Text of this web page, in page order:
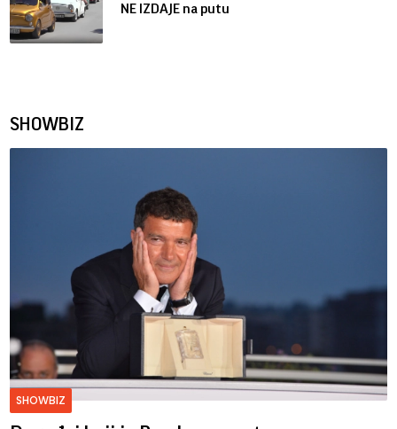
NE IZDAJE na putu
SHOWBIZ
SHOWBIZ